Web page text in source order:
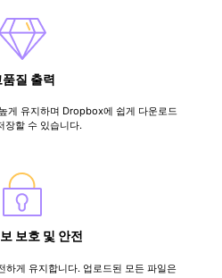
품질 출력
게 유지하며 Dropbox에 쉽게 다운로드
장할 수 있습니다.
보호 및 안전
하게 유지합니다. 업로드된 모든 파일은